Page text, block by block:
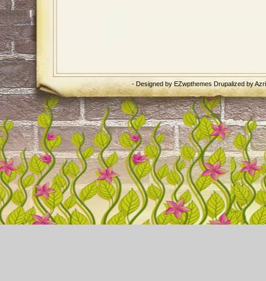
- Designed byEZwpthemesDrupalized by